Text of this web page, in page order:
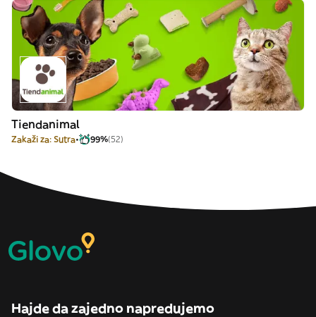
Tiendanimal
Zakaži za: Sutra 99%(52)
Hajde da zajedno napredujemo